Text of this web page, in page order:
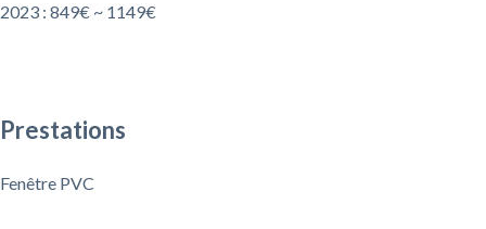
2023 : 849€ ~ 1149€
Prestations
Fenêtre PVC